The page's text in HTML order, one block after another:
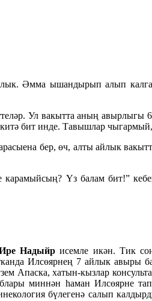
Әмма ышандырып алып
Ул вакытта аның авырлыгы
бит инде. Тавышлар
бер, өч, алты айлык
Үз балам бит!”
Надыйр исемле икән. Тик
Илсөярнең 7 айлык авыры
Апаска, хатын-кызлар
миннән һаман Илсөярне
бүлегенә салып